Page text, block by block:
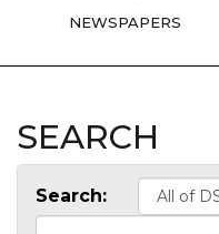
NEWSPAPERS
SEARCH
Search: